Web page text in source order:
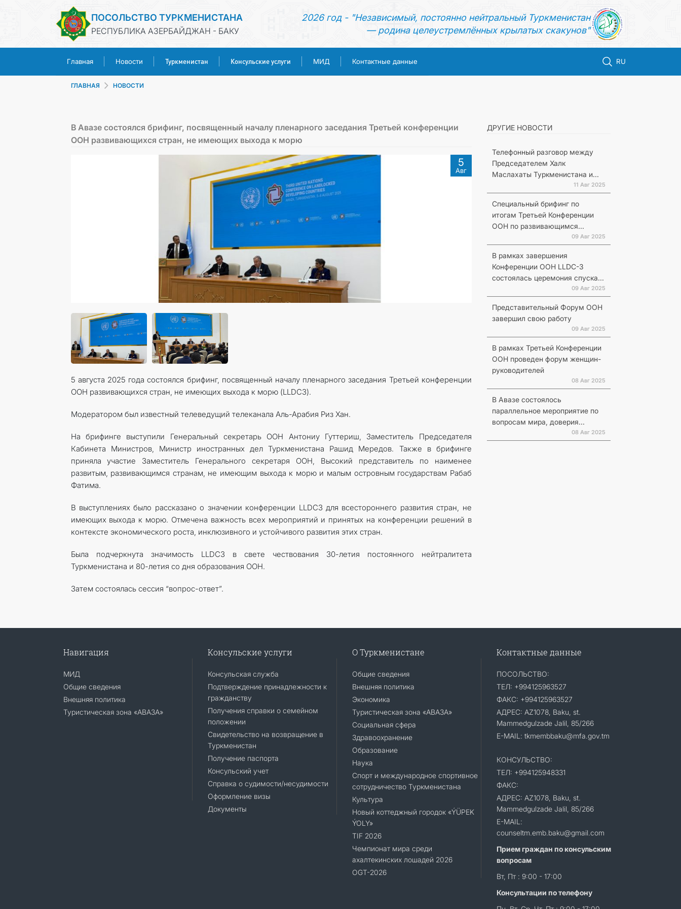
ПОСОЛЬСТВО ТУРКМЕНИСТАНА
РЕСПУБЛИКА АЗЕРБАЙДЖАН - БАКУ
2026 год - "Независимый, постоянно нейтральный Туркменистан
— родина целеустремлённых крылатых скакунов"
Главная Новости Туркменистан Консульские услуги МИД Контактные данные RU
КОНСУЛЬСКИЕ УСЛУГИ
КОНТАКТНЫЕ ДАННЫЕ
ГЛАВНАЯ НОВОСТИ
В Авазе состоялся брифинг, посвященный началу пленарного заседания Третьей конференции
ООН развивающихся стран, не имеющих выхода к морю
5
Авг
5 августа 2025 года состоялся брифинг, посвященный началу пленарного заседания Третьей конференции
ООН развивающихся стран, не имеющих выхода к морю(LLDC3).
Модератором был известный телеведущий телеканала Аль-Арабия Риз Хан.
На брифинге выступили Генеральный секретарь ООН Антониу Гуттериш, Заместитель Председателя
Кабинета Министров, Министр иностранных дел Туркменистана Рашид Мередов. Также в брифинге
приняла участие Заместитель Генерального секретаря ООН, Высокий представитель по наименее
развитым, развивающимся странам, не имеющим выхода к морю и малым островным государствам Рабаб
Фатима.
В выступлениях было рассказано о значении конференции LLDC3 для всестороннего развития стран, не
имеющих выхода к морю. Отмечена важность всех мероприятий и принятых на конференции решений в
контексте экономического роста, инклюзивного и устойчивого развития этих стран.
Была подчеркнута значимость LLDC3 в свете чествования 30-летия постоянного нейтралитета
Туркменистана и 80-летия со дня образования ООН.
Затем состоялась сессия “вопрос-ответ”.
ДРУГИЕ НОВОСТИ
Телефонный разговор между
Председателем Халк
Маслахаты Туркменистана и...
11 Авг 2025
Специальный брифинг по
итогам Третьей Конференции
ООН по развивающимся...
09 Авг 2025
В рамках завершения
Конференции ООН LLDC-3
состоялась церемония спуска...
09 Авг 2025
Представительный Форум ООН
завершил свою работу
09 Авг 2025
В рамках Третьей Конференции
ООН проведен форум женщин-
руководителей
08 Авг 2025
В Авазе состоялось
параллельное мероприятие по
вопросам мира, доверия...
08 Авг 2025
Навигация
МИД
Общие сведения
Внешняя политика
Туристическая зона «АВАЗА»
Консульские услуги
Консульская служба
Подтверждение принадлежности к
гражданству
Получения справки о семейном
положении
Свидетельство на возвращение в
Туркменистан
Получение паспорта
Консульский учет
Справка о судимости/несудимости
Оформление визы
Документы
О Туркменистане
Общие сведения
Внешняя политика
Экономика
Туристическая зона «АВАЗА»
Социальная сфера
Здравоохранение
Образование
Наука
Спорт и международное спортивное
сотрудничество Туркменистана
Культура
Новый коттеджный городок «ÝÜPEK
ÝOLY»
TIF 2026
Чемпионат мира среди
ахалтекинских лошадей 2026
OGT-2026
Контактные данные
ПОСОЛЬСТВО:
ТЕЛ: +994125963527
ФАКС: +994125963527
АДРЕС: AZ1078, Baku, st.
Mammedgulzade Jalil, 85/266
E-MAIL: tkmembbaku@mfa.gov.tm
КОНСУЛЬСТВО:
ТЕЛ: +994125948331
ФАКС:
АДРЕС: AZ1078, Baku, st.
Mammedgulzade Jalil, 85/266
E-MAIL:
counseltm.emb.baku@gmail.com
Прием граждан по консульским
вопросам
Вт, Пт : 9:00 - 17:00
Консультации по телефону